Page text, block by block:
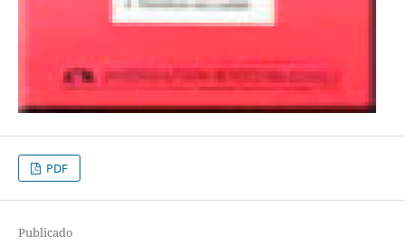
PDF
Publicado